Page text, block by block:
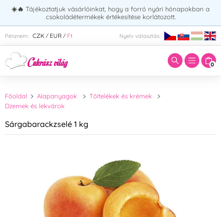
☀️🔥 Tájékoztatjuk vásárlóinkat, hogy a forró nyári hónapokban a
csokoládétermékek értékesítése korlátozott.
Pénznem: CZK / EUR / Ft Nyelv választás:
0
Adja meg a keresett kifejezést:
Főoldal Alapanyagok
Töltelékek és krémek
Dzemek és lekvárok
Sárgabarackzselé 1 kg